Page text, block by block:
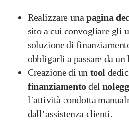
Realizzare una pagina
sito a cui convogliare gli
soluzione di
obbligarli a passare da un
Creazione di un tool
finanziamentodel
l’attività condotta
dall’assistenza clienti.